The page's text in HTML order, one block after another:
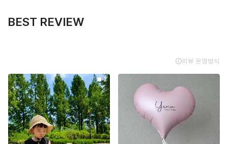
BEST REVIEW